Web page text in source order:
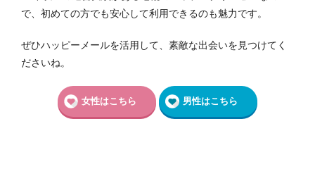
で、初めての方でも安心して利用できるのも魅力です。
ぜひハッピーメールを活用して、素敵な出会いを見つけてく
ださいね。
女性はこちら 男性はこちら